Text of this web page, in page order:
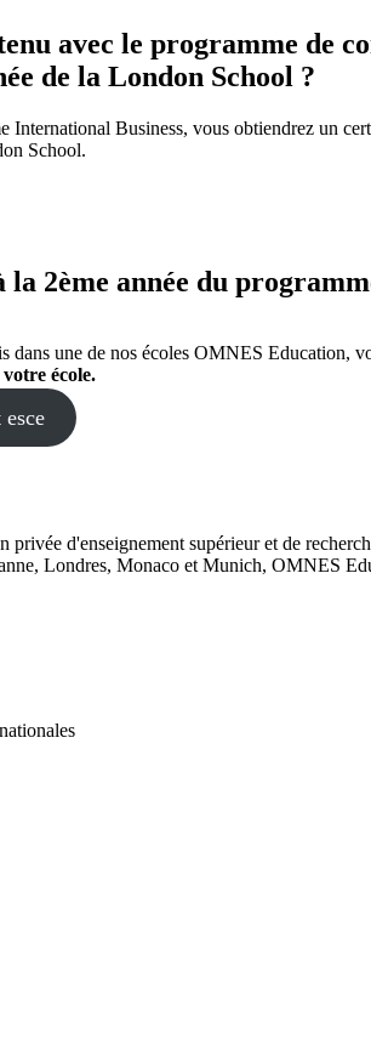
avec le programme de
de la London School ?
International Business, vous obtiendrez un
School.
2ème année du
dans une de nos écoles OMNES Education,
votre école.
esce
d'enseignement supérieur et de
Londres, Monaco et Munich, OMNES